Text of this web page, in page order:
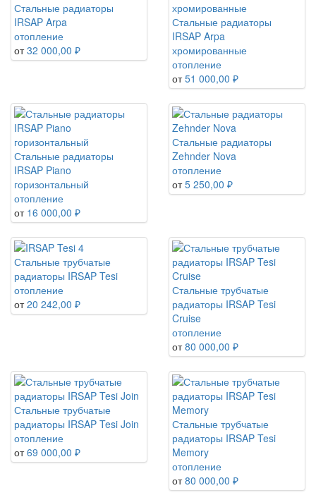
Стальные радиаторы
IRSAP Arpa
отопление
от 32 000,00 ₽
Стальные радиаторы
IRSAP Arpa
хромированные
отопление
от 51 000,00 ₽
Стальные радиаторы
IRSAP Piano
горизонтальный
отопление
от 16 000,00 ₽
Стальные радиаторы
Zehnder Nova
отопление
от 5 250,00 ₽
Стальные трубчатые
радиаторы IRSAP Tesi
отопление
от 20 242,00 ₽
Стальные трубчатые
радиаторы IRSAP Tesi
Cruise
отопление
от 80 000,00 ₽
Стальные трубчатые
радиаторы IRSAP Tesi Join
отопление
от 69 000,00 ₽
Стальные трубчатые
радиаторы IRSAP Tesi
Memory
отопление
от 80 000,00 ₽